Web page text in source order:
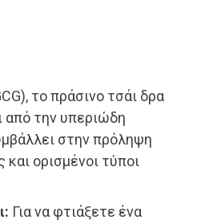
το πράσινο τσάι δρα
από την υπεριώδη
στην πρόληψη
ορισμένοι τύποι
Για να φτιάξετε ένα